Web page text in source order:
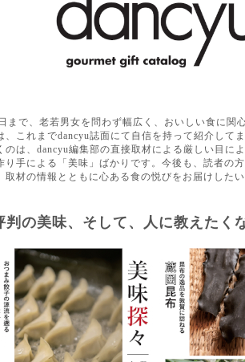
まで、老若男女を問わず幅広く、おいしい食に関
、これまでdancyu誌面にて自信を持って紹介して
のは、dancyu編集部の直接取材による厳しい目に
り手による「美味」ばかりです。今後も、読者の
取材の情報とともに心ある食の悦びをお届けした
判の美味、そして、人に教えたく